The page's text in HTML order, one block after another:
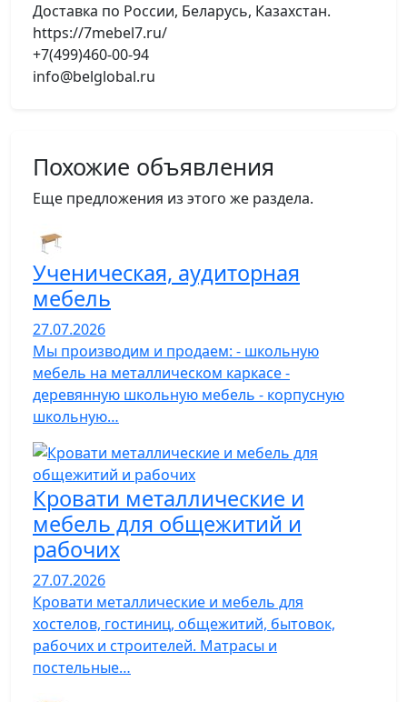
Доставка по России, Беларусь, Казахстан.
https://7mebel7.ru/
+7(499)460-00-94
info@belglobal.ru
Похожие объявления
Еще предложения из этого же раздела.
Ученическая, аудиторная
мебель
27.07.2026
Мы производим и продаем: - школьную
мебель на металлическом каркасе -
деревянную школьную мебель - корпусную
школьную…
Кровати металлические и
мебель для общежитий и
рабочих
27.07.2026
Кровати металлические и мебель для
хостелов, гостиниц, общежитий, бытовок,
рабочих и строителей. Матрасы и
постельные…